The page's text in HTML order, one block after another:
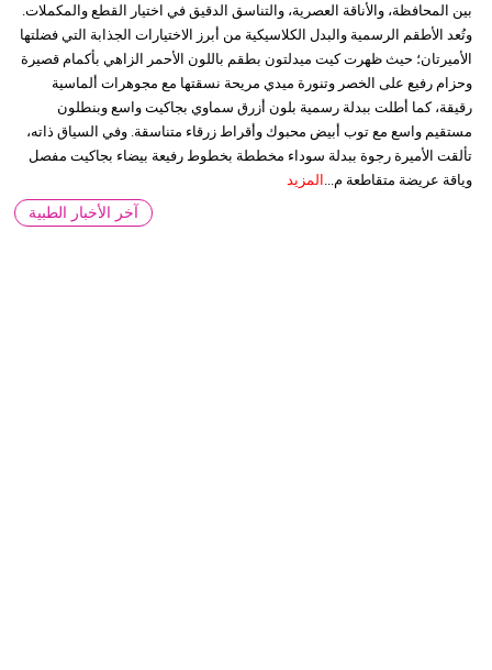
بين المحافظة، والأناقة العصرية، والتناسق الدقيق في اختيار القطع والمكملات.
وتُعد الأطقم الرسمية والبدل الكلاسيكية من أبرز الاختيارات الجذابة التي فضلتها
الأميرتان؛ حيث ظهرت كيت ميدلتون بطقم باللون الأحمر الزاهي بأكمام قصيرة
وحزام رفيع على الخصر وتنورة ميدي مريحة نسقتها مع مجوهرات ألماسية
رقيقة، كما أطلت ببدلة رسمية بلون أزرق سماوي بجاكيت واسع وبنطلون
مستقيم واسع مع توب أبيض محبوك وأقراط زرقاء متناسقة. وفي السياق ذاته،
تألقت الأميرة رجوة ببدلة سوداء مخططة بخطوط رفيعة بيضاء بجاكيت مفصل
وياقة عريضة متقاطعة م... المزيد
آخر الأخبار الطبية